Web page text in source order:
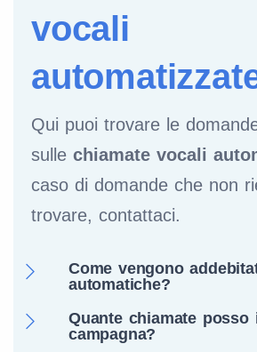
vocali
Qui puoi trovare le
sulle chiamate vocali
caso di domande che non
trovare, contattaci.
Come vengono
automatiche?
Quante chiamate posso
campagna?